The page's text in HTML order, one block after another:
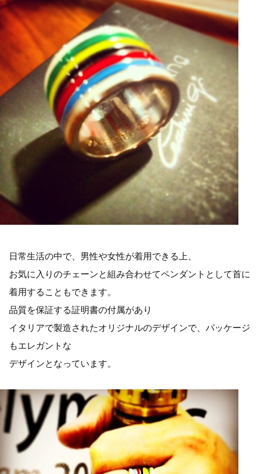
日常生活の中で、男性や女性が着用できる上、
お気に入りのチェーンと組み合わせてペンダントとして首に
着用することもできます。
品質を保証する証明書の付属があり
イタリアで製造されたオリジナルのデザインで、パッケージ
もエレガントな
デザインとなっています。